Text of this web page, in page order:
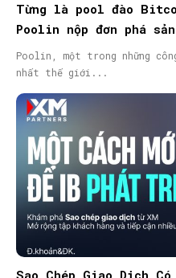
Từng là pool đào
Poolin nộp đơn phá sản
Poolin, một trong những
nhất thế giới...